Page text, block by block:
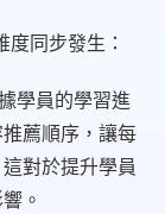
同步發生：
學員的學習進
薦順序，讓每
對於提升學員
。